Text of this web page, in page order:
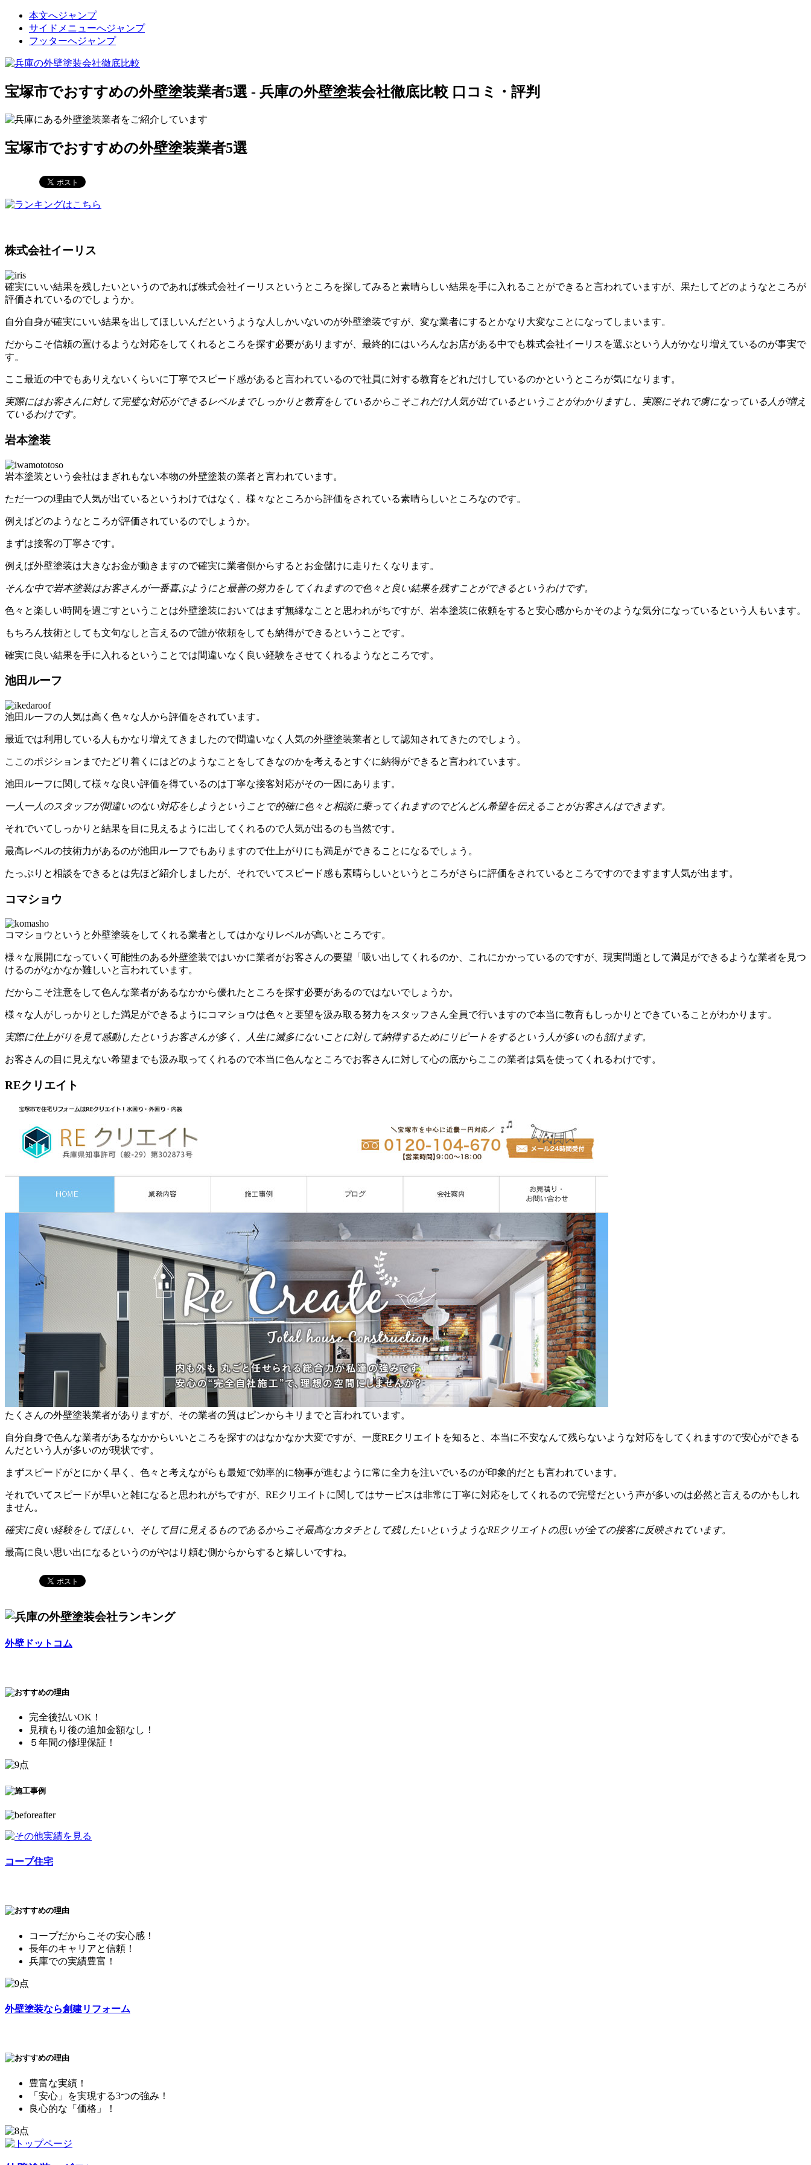
本文へジャンプ
サイドメニューへジャンプ
フッターへジャンプ
宝塚市でおすすめの外壁塗装業者5選 - 兵庫の外壁塗装会社徹底比較 口コミ・評判
宝塚市でおすすめの外壁塗装業者5選
株式会社イーリス
確実にいい結果を残したいというのであれば株式会社イーリスというところを探してみると素晴らしい結果を手に入れることができると言われていますが、果たしてどのようなところが
評価されているのでしょうか。
自分自身が確実にいい結果を出してほしいんだというような人しかいないのが外壁塗装ですが、変な業者にするとかなり大変なことになってしまいます。
だからこそ信頼の置けるような対応をしてくれるところを探す必要がありますが、最終的にはいろんなお店がある中でも株式会社イーリスを選ぶという人がかなり増えているのが事実で
す。
ここ最近の中でもありえないくらいに丁寧でスピード感があると言われているので社員に対する教育をどれだけしているのかというところが気になります。
実際にはお客さんに対して完璧な対応ができるレベルまでしっかりと教育をしているからこそこれだけ人気が出ているということがわかりますし、実際にそれで虜になっている人が増え
ているわけです。
岩本塗装
岩本塗装という会社はまぎれもない本物の外壁塗装の業者と言われています。
ただ一つの理由で人気が出ているというわけではなく、様々なところから評価をされている素晴らしいところなのです。
例えばどのようなところが評価されているのでしょうか。
まずは接客の丁寧さです。
例えば外壁塗装は大きなお金が動きますので確実に業者側からするとお金儲けに走りたくなります。
そんな中で岩本塗装はお客さんが一番喜ぶようにと最善の努力をしてくれますので色々と良い結果を残すことができるというわけです。
色々と楽しい時間を過ごすということは外壁塗装においてはまず無縁なことと思われがちですが、岩本塗装に依頼をすると安心感からかそのような気分になっているという人もいます。
もちろん技術としても文句なしと言えるので誰が依頼をしても納得ができるということです。
確実に良い結果を手に入れるということでは間違いなく良い経験をさせてくれるようなところです。
池田ルーフ
池田ルーフの人気は高く色々な人から評価をされています。
最近では利用している人もかなり増えてきましたので間違いなく人気の外壁塗装業者として認知されてきたのでしょう。
ここのポジションまでたどり着くにはどのようなことをしてきなのかを考えるとすぐに納得ができると言われています。
池田ルーフに関して様々な良い評価を得ているのは丁寧な接客対応がその一因にあります。
一人一人のスタッフが間違いのない対応をしようということで的確に色々と相談に乗ってくれますのでどんどん希望を伝えることがお客さんはできます。
それでいてしっかりと結果を目に見えるように出してくれるので人気が出るのも当然です。
最高レベルの技術力があるのが池田ルーフでもありますので仕上がりにも満足ができることになるでしょう。
たっぷりと相談をできるとは先ほど紹介しましたが、それでいてスピード感も素晴らしいというところがさらに評価をされているところですのでますます人気が出ます。
コマショウ
コマショウというと外壁塗装をしてくれる業者としてはかなりレベルが高いところです。
様々な展開になっていく可能性のある外壁塗装ではいかに業者がお客さんの要望「吸い出してくれるのか、これにかかっているのですが、現実問題として満足ができるような業者を見つ
けるのがなかなか難しいと言われています。
だからこそ注意をして色んな業者があるなかから優れたところを探す必要があるのではないでしょうか。
様々な人がしっかりとした満足ができるようにコマショウは色々と要望を汲み取る努力をスタッフさん全員で行いますので本当に教育もしっかりとできていることがわかります。
実際に仕上がりを見て感動したというお客さんが多く、人生に滅多にないことに対して納得するためにリピートをするという人が多いのも頷けます。
お客さんの目に見えない希望までも汲み取ってくれるので本当に色んなところでお客さんに対して心の底からここの業者は気を使ってくれるわけです。
REクリエイト
たくさんの外壁塗装業者がありますが、その業者の質はピンからキリまでと言われています。
自分自身で色んな業者があるなかからいいところを探すのはなかなか大変ですが、一度REクリエイトを知ると、本当に不安なんて残らないような対応をしてくれますので安心ができる
んだという人が多いのが現状です。
まずスピードがとにかく早く、色々と考えながらも最短で効率的に物事が進むように常に全力を注いでいるのが印象的だとも言われています。
それでいてスピードが早いと雑になると思われがちですが、REクリエイトに関してはサービスは非常に丁寧に対応をしてくれるので完璧だという声が多いのは必然と言えるのかもしれ
ません。
確実に良い経験をしてほしい、そして目に見えるものであるからこそ最高なカタチとして残したいというようなREクリエイトの思いが全ての接客に反映されています。
最高に良い思い出になるというのがやはり頼む側からからすると嬉しいですね。
外壁ドットコム
完全後払いOK！
見積もり後の追加金額なし！
５年間の修理保証！
コープ住宅
コープだからこその安心感！
長年のキャリアと信頼！
兵庫での実績豊富！
外壁塗装なら創建リフォーム
豊富な実績！
「安心」を実現する3つの強み！
良心的な「価格」！